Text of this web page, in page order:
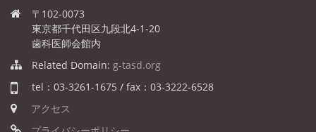
〒102-0073
東京都千代田区九段北4-1-20
歯科医師会館内
Related Domain: g-tasd.org
tel：03-3261-1675 / fax：03-3222-6528
アクセス